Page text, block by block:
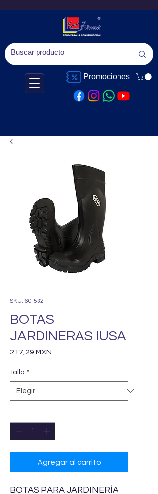
Promociones
SKU: 60-532
BOTAS
JARDINERAS IUSA
217,29 MXN
Talla *
Agregar al carrito
BOTAS PARA JARDINERÍA